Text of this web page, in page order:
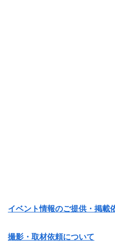
イベント情報のご提供・掲載
撮影・取材依頼について